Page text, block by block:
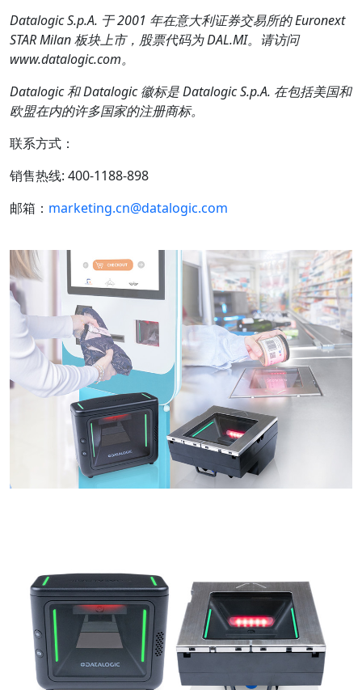
Datalogic S.p.A. 于2001 年在意大利证券交易所的Euronext
STAR Milan板块上市，股票代码为DAL.MI。请访问
www.datalogic.com。
Datalogic和Datalogic徽标是Datalogic S.p.A. 在包括美国和
欧盟在内的许多国家的注册商标。
联系方式：
销售热线: 400-1188-898
邮箱： marketing.cn@datalogic.com